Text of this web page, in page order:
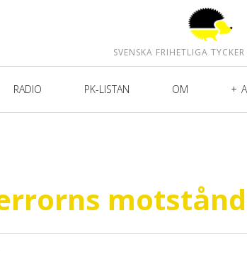
SVENSKA FRIHETLIGA
RADIO PK-LISTAN OM